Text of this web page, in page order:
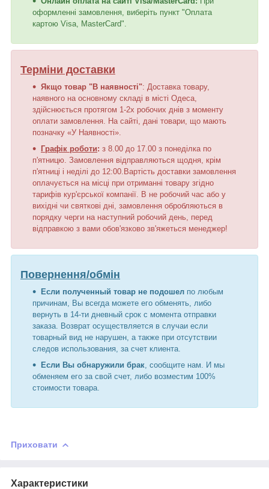
оформленні замовлення, виберіть пункт "Оплата
картою Visa, MasterCard".
Терміни доставки
Якщо товар "В наявності": Доставка товару,
наявного на основному складі в місті Одеса,
здійснюється протягом 1-2х робочих днів з моменту
оплати замовлення. На сайті, дані товари, що мають
позначку «У Наявності».
Графік роботи: з 8.00 до 17.00 з понеділка по
п'ятницю. Замовлення відправляються щодня, крім
п'ятниці і неділі до 12:00.Вартість доставки замовлення
оплачується на місці при отриманні товару згідно
тарифів кур'єрської компанії. В не робочий час або у
вихідні чи святкові дні, замовлення обробляються в
порядку черги на наступний робочий день, перед
відправкою з вами обов'язково зв'яжеться менеджер!
Повернення/обмін
Если полученный товар не подошел по любым
причинам, Вы всегда можете его обменять, либо
вернуть в 14-ти дневный срок с момента отправки
заказа. Возврат осуществляется в случаи если
товарный вид не нарушен, а также при отсутствии
следов использования, за счет клиента.
Если Вы обнаружили брак , сообщите нам. И мы
обменяем его за свой счет, либо возместим 100%
стоимости товара.
Приховати
Характеристики